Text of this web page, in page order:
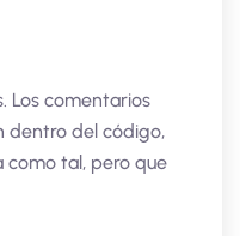
Los comentarios
dentro del código,
como tal, pero que